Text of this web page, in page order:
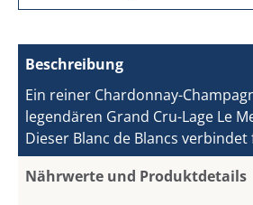
Beschreibung
Ein reiner Chardonnay-
legendären Grand Cru-Lage Le
Dieser Blanc de Blancs
Nährwerte und Produktdetails